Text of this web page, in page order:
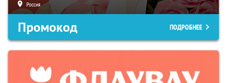
Россия
Промокод ПОДРОБНЕЕ